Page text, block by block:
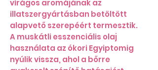
virágos aromájának az
illatszergyártásban betöltött
alapvető szerepéért termesztik.
A muskátli esszenciális olaj
használata az ókori Egyiptomig
nyúlik vissza, ahol a bőrre